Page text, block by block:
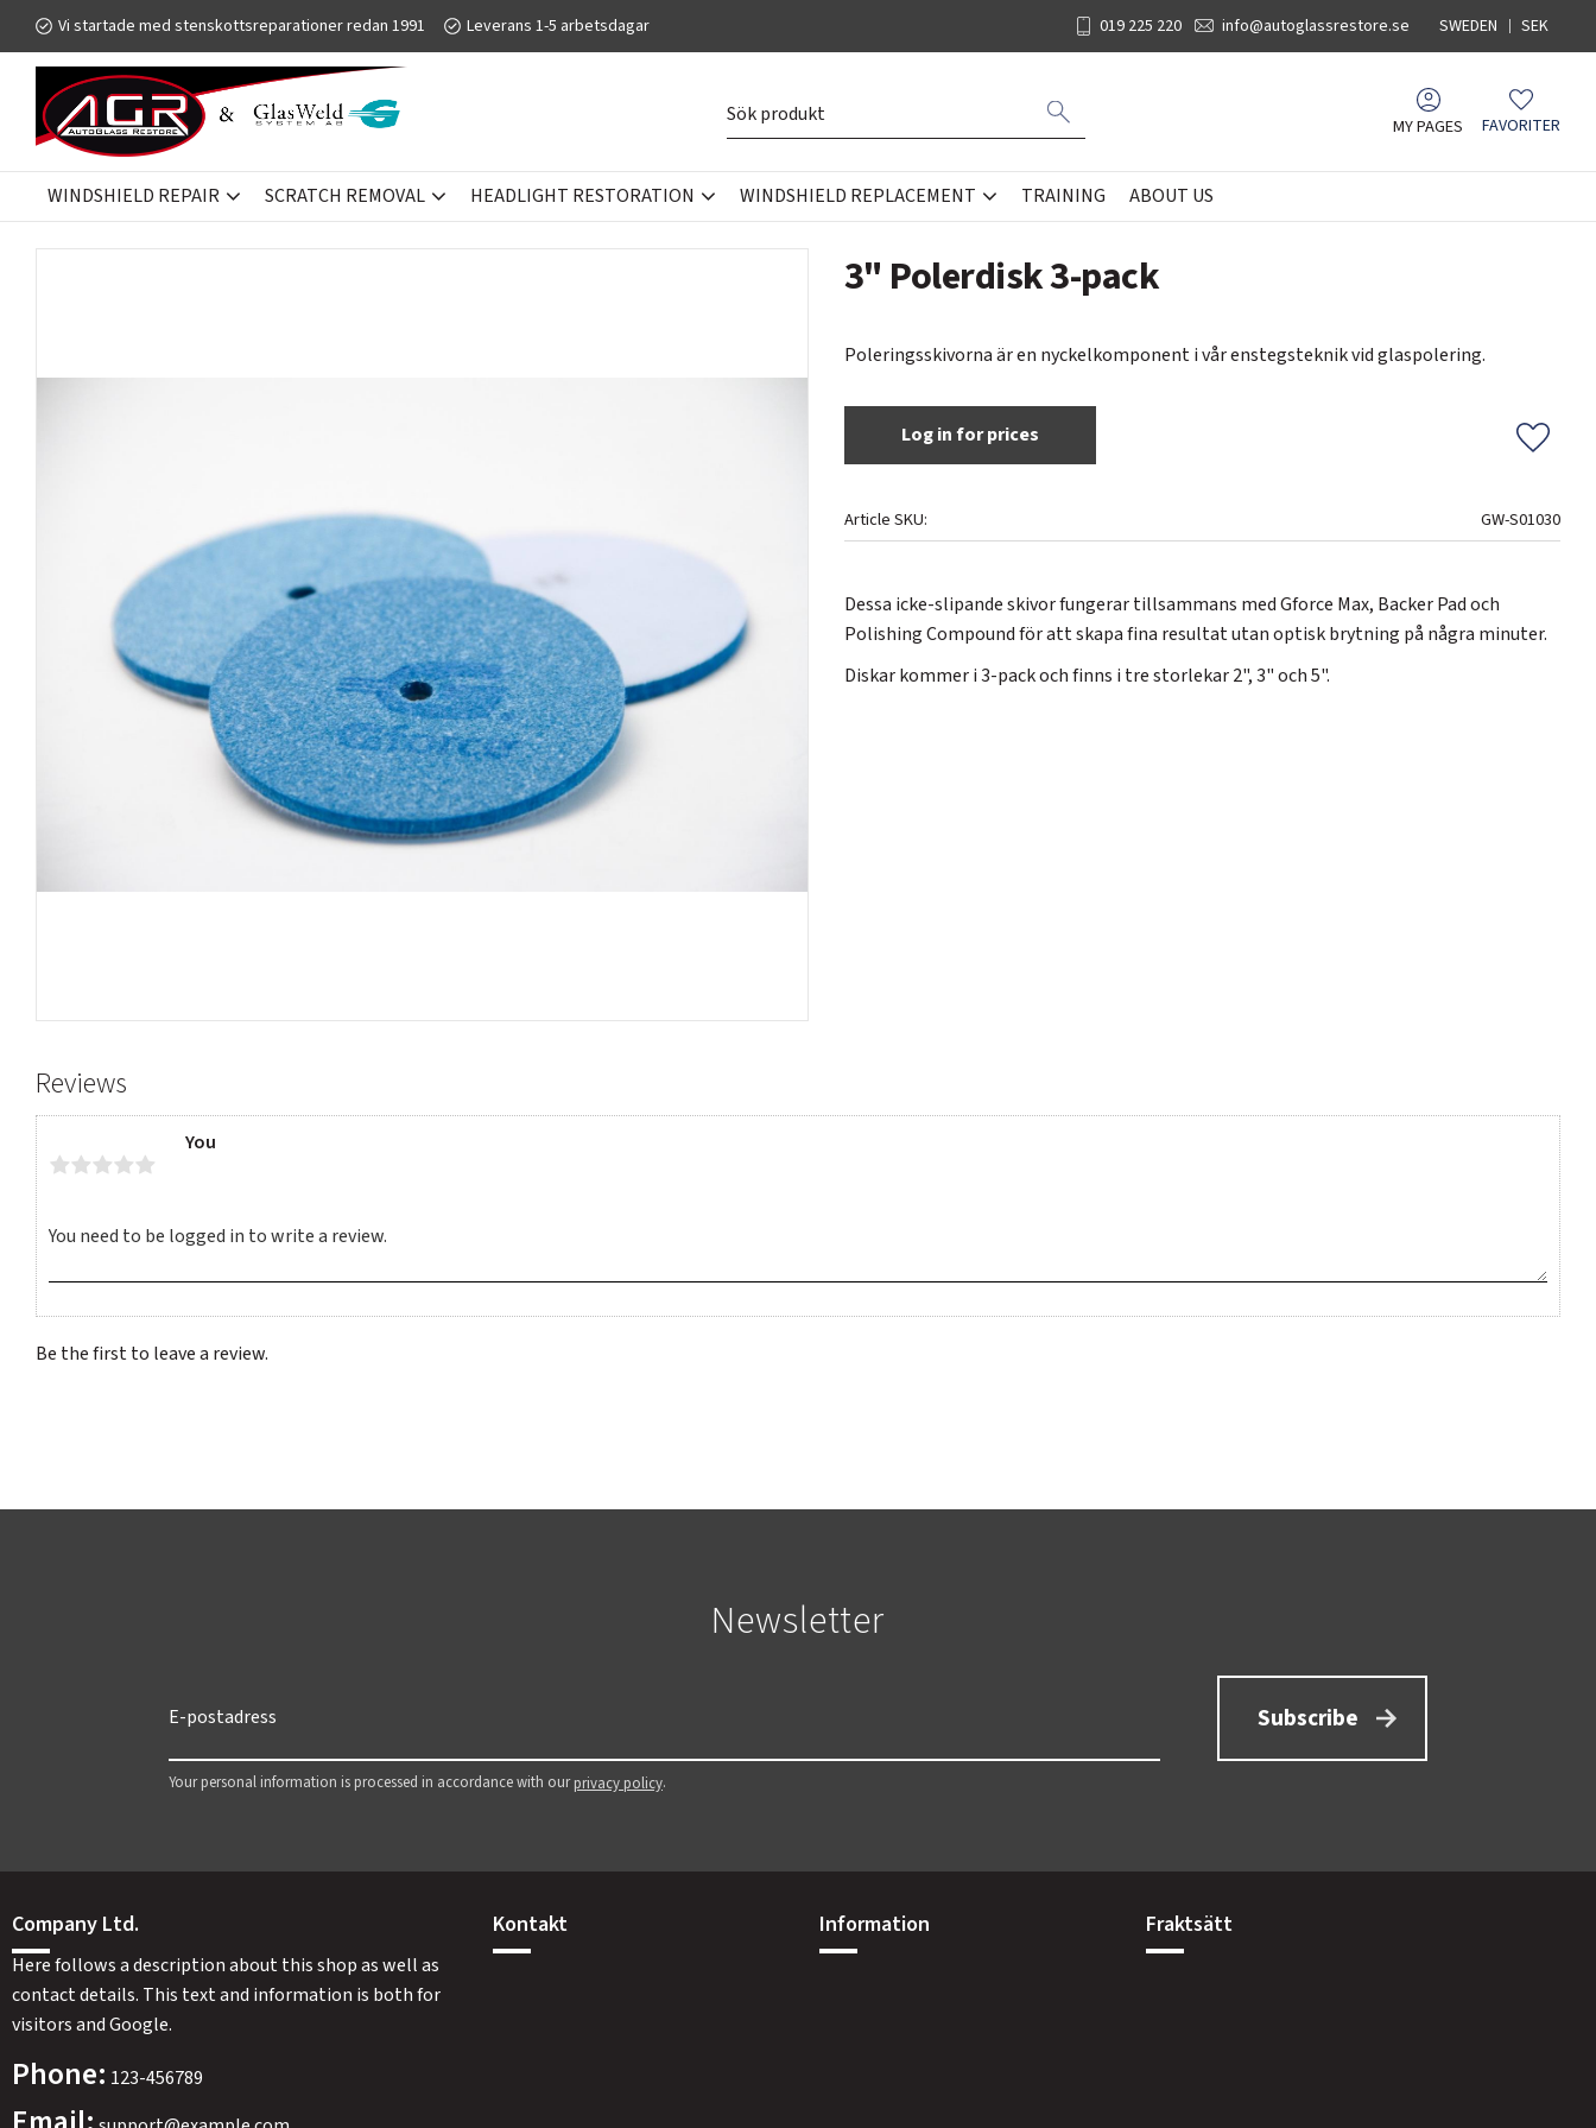
Vi startade med stenskottsreparationer redan 1991 Leverans 1-5 arbetsdagar 019 225 220 info@autoglassrestore.se SWEDEN SEK
MY PAGES Favorites
FAVORITER
WINDSHIELD REPAIR SCRATCH REMOVAL HEADLIGHT RESTORATION WINDSHIELD REPLACEMENT TRAINING ABOUT US
SCRATCH REMOVAL GLASWELD GFORCE POLISHING DISKS
3" Polerdisk 3-pack
Poleringsskivorna är en nyckelkomponent i vår enstegsteknik vid glaspolering.
Log in for prices
Add to
Article SKU GW-S01030
Dessa icke-slipande skivor fungerar tillsammans med Gforce Max, Backer Pad och
Polishing Compound för att skapa fina resultat utan optisk brytning på några minuter.
Diskar kommer i 3-pack och finns i tre storlekar 2", 3" och 5".
Reviews
You
Be the first to leave a review.
Newsletter
Subscribe
Your personal information is processed in accordance with ourprivacy policy.
Company Ltd.
Here follows a description about this shop as well as
contact details. This text and information is both for
visitors and Google.
Phone: 123-456789
Kontakt Information Fraktsätt